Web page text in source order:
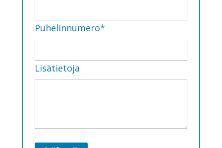
Puhelinnumero*
Lisätietoja